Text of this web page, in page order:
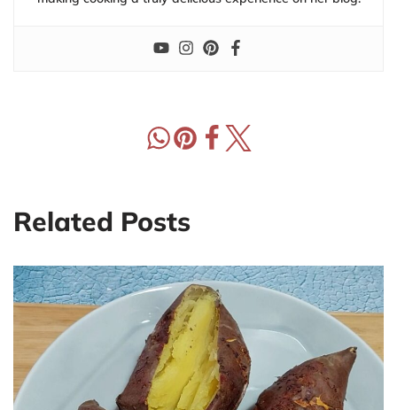
Related Posts